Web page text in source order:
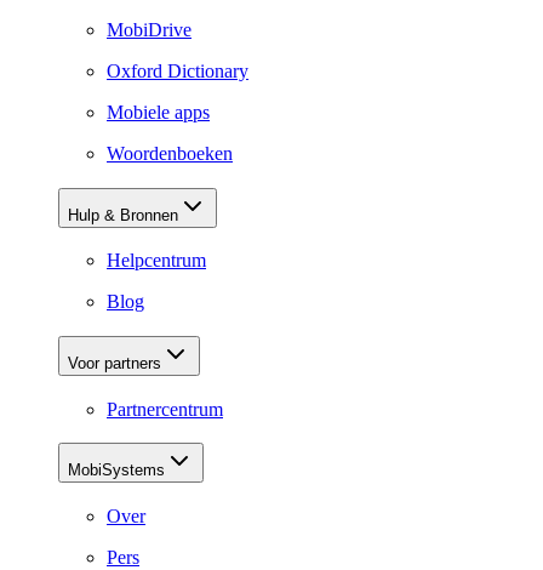
MobiDrive
Oxford Dictionary
Mobiele apps
Woordenboeken
Hulp & Bronnen
Helpcentrum
Blog
Voor partners
Partnercentrum
MobiSystems
Over
Pers